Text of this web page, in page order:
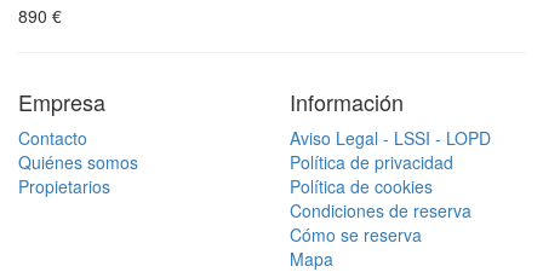
890 €
Empresa
Contacto
Quiénes somos
Propietarios
Información
Aviso Legal - LSSI - LOPD
Política de privacidad
Política de cookies
Condiciones de reserva
Cómo se reserva
Mapa